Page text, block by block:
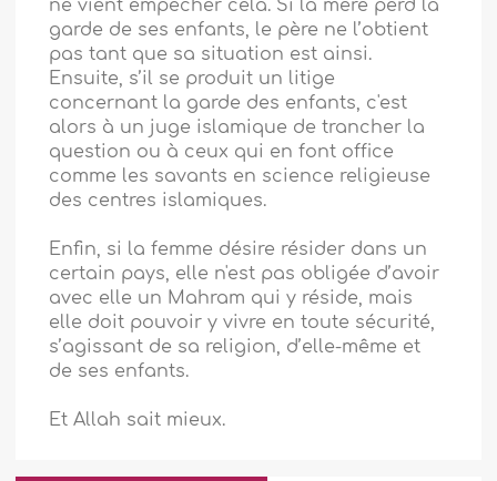
ne vient empêcher cela. Si la mère perd la
garde de ses enfants, le père ne l’obtient
pas tant que sa situation est ainsi.
Ensuite, s’il se produit un litige
concernant la garde des enfants, c'est
alors à un juge islamique de trancher la
question ou à ceux qui en font office
comme les savants en science religieuse
des centres islamiques.
Enfin, si la femme désire résider dans un
certain pays, elle n'est pas obligée d’avoir
avec elle un Mahram qui y réside, mais
elle doit pouvoir y vivre en toute sécurité,
s’agissant de sa religion, d’elle-même et
de ses enfants.
Et Allah sait mieux.